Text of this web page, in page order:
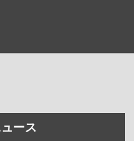
ース